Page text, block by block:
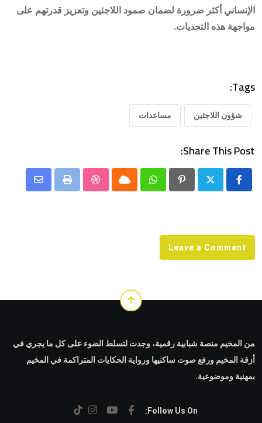
الإنساني أكثر ضرورة لضمان صمود اللاجئين وتعزيز قدرتهم على
مواجهة هذه التحديات.
Tags:
شؤون اللاجئين مساعدات
Share This Post:
Pinterest
Whatsapp
Cloud
StumbleUpon
Print
Share
Leave a Comment
من المخيم منصة شبابية رقمية، وجدت لتسلط الضوء على كل ما يجري في
أزقة المخيم ورفع صوت ساكنيها ورواية الحكايات المتراكمة في المخيم
بمهنية وموضوعية.
Follow Us On: